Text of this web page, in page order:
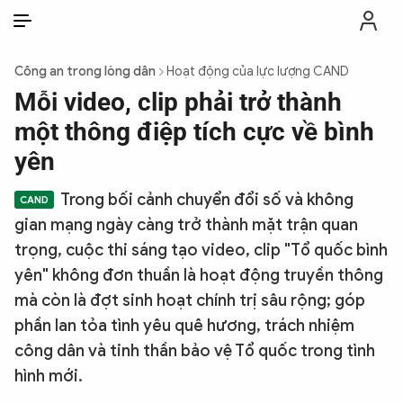
THỜI SỰ
CHỐNG DIỄN BIẾN HÒA BÌNH
CÔNG AN TRONG LÒNG DÂN
XÃ HỘI
PHÁP LUẬT
CÔNG NGHỆ
Công an trong lòng dân Hoạt động của lực lượng CAND
Mỗi video, clip phải trở thành
một thông điệp tích cực về bình
yên
Trong bối cảnh chuyển đổi số và không
gian mạng ngày càng trở thành mặt trận quan
trọng, cuộc thi sáng tạo video, clip "Tổ quốc bình
yên" không đơn thuần là hoạt động truyền thông
mà còn là đợt sinh hoạt chính trị sâu rộng; góp
phần lan tỏa tình yêu quê hương, trách nhiệm
công dân và tinh thần bảo vệ Tổ quốc trong tình
hình mới.